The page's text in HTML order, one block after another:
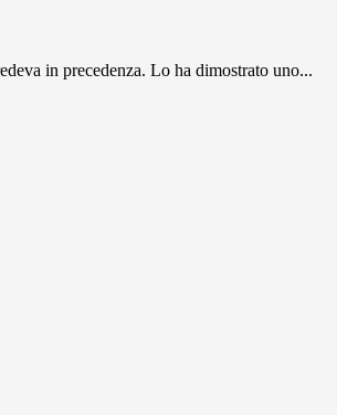
in precedenza. Lo ha dimostrato uno...